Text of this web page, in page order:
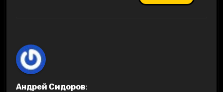
Андрей Сидоров: